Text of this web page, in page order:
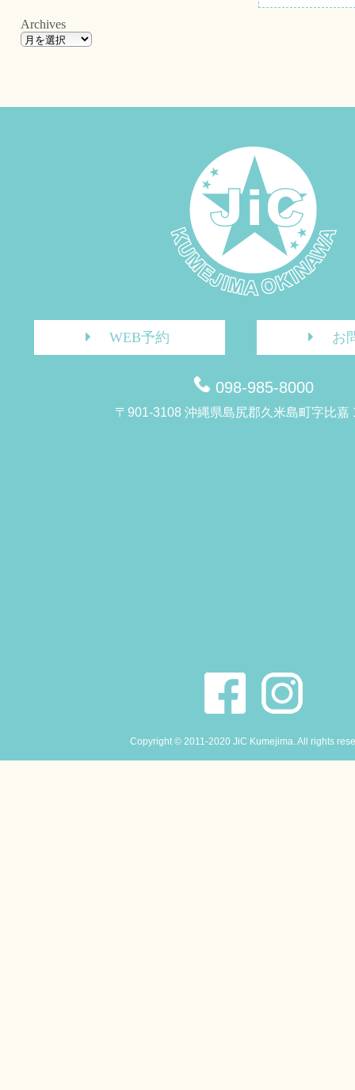
Archives
WEB予約 お
098-985-8000
〒901-3108 沖縄県島尻郡久米島町字比嘉
Copyright © 2011-2020 JiC Kumejima. All rights